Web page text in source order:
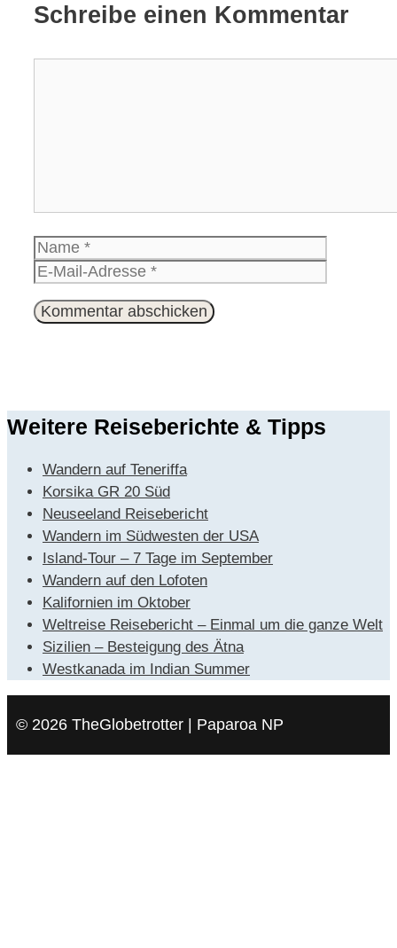
Schreibe einen Kommentar
Name
Weitere Reiseberichte & Tipps
Wandern auf Teneriffa
Korsika GR 20 Süd
Neuseeland Reisebericht
Wandern im Südwesten der USA
Island-Tour – 7 Tage im September
Wandern auf den Lofoten
Kalifornien im Oktober
Weltreise Reisebericht – Einmal um die ganze Welt
Sizilien – Besteigung des Ätna
Westkanada im Indian Summer
© 2026 TheGlobetrotter | Paparoa NP